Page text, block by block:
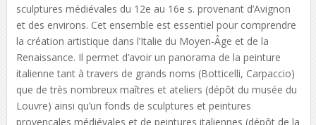
sculptures médiévales du 12e au 16e s. provenant d’Avignon
et des environs. Cet ensemble est essentiel pour comprendre
la création artistique dans l’Italie du Moyen-Âge et de la
Renaissance. Il permet d’avoir un panorama de la peinture
italienne tant à travers de grands noms (Botticelli, Carpaccio)
que de très nombreux maîtres et ateliers (dépôt du musée du
Louvre) ainsi qu’un fonds de sculptures et peintures
provençales médiévales et de peintures italiennes (dépôt de la